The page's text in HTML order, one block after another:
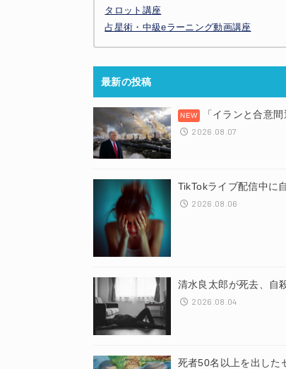
タロット講座
占星術・中級eラーニング動画講座
最新の投稿
「イランと合意
2026.08.07
TikTokライブ配信中に
2026.08.06
清水良太郎が死去、自
2026.08.04
死者50名以上を出し